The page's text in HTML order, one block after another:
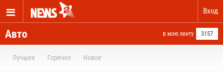
Вход
Авто в мою ленту 3157
Лучшее Горячее Новое